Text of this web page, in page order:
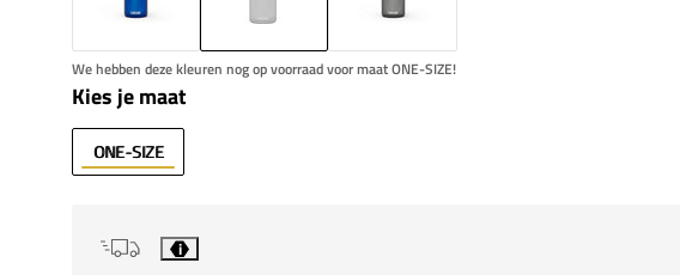
We hebben deze kleuren nog op voorraad voor maat ONE-SIZE!
Kies je maat
ONE-SIZE
i